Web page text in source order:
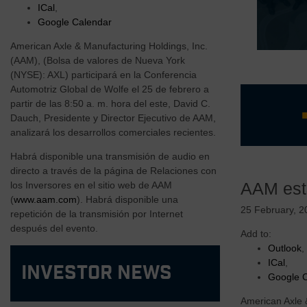
ICal
Google Calendar
American Axle & Manufacturing Holdings, Inc.
(AAM), (Bolsa de valores de Nueva York
(NYSE): AXL) participará en la Conferencia
Automotriz Global de Wolfe el 25 de febrero a
partir de las 8:50 a. m. hora del este, David C.
Dauch, Presidente y Director Ejecutivo de AAM,
analizará los desarrollos comerciales recientes.
Habrá disponible una transmisión de audio en
directo a través de la página de Relaciones con
los Inversores en el sitio web de AAM
(www.aam.com). Habrá disponible una
repetición de la transmisión por Internet
después del evento.
Investor News
AAM
25 February,
Add to:
Outlook
ICal
Google
American Axle